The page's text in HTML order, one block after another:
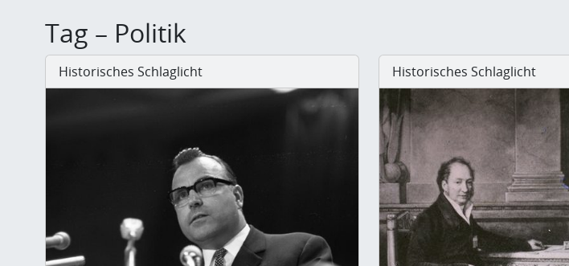
Tag – Politik
Historisches Schlaglicht Historisches Schlaglicht